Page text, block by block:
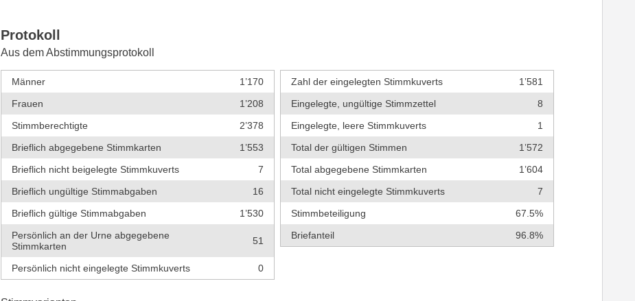
Protokoll
Aus dem Abstimmungsprotokoll
Männer
1’170
Frauen
1’208
Stimmberechtigte
2’378
Brieflich abgegebene Stimmkarten
1’553
Brieflich nicht beigelegte Stimmkuverts
7
Brieflich ungültige Stimmabgaben
16
Brieflich gültige Stimmabgaben
1’530
Persönlich an der Urne abgegebene
Stimmkarten
51
Persönlich nicht eingelegte Stimmkuverts 0
Zahl der eingelegten Stimmkuverts
1’581
Eingelegte, ungültige Stimmzettel
8
Eingelegte, leere Stimmkuverts
1
Total der gültigen Stimmen
1’572
Total abgegebene Stimmkarten
1’604
Total nicht eingelegte Stimmkuverts
7
Stimmbeteiligung
67.5%
Briefanteil
96.8%